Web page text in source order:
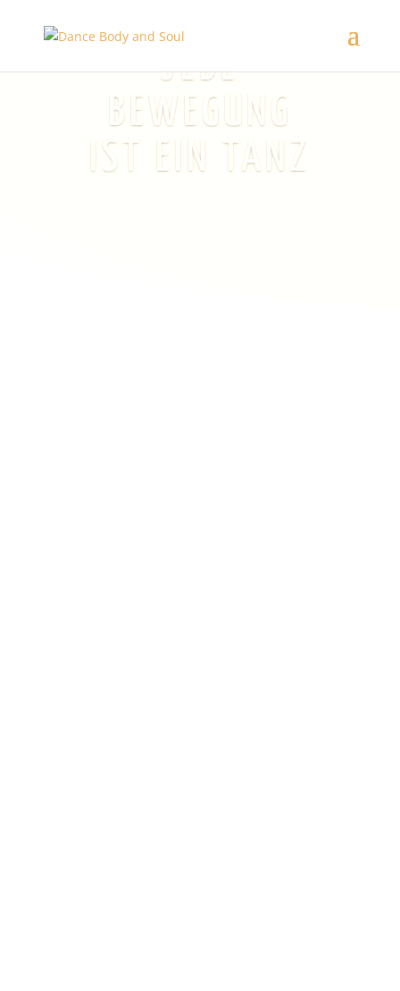
JEDE
BEWEGUNG
IST EIN TANZ